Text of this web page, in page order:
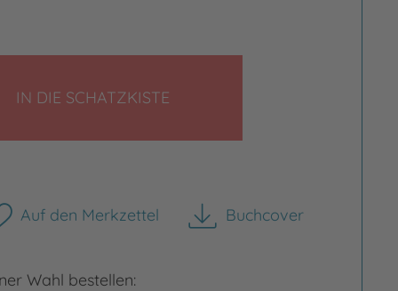
IN DIE SCHATZKISTE
Auf den Merkzettel Buchcover
herunterladen
Wahl bestellen: